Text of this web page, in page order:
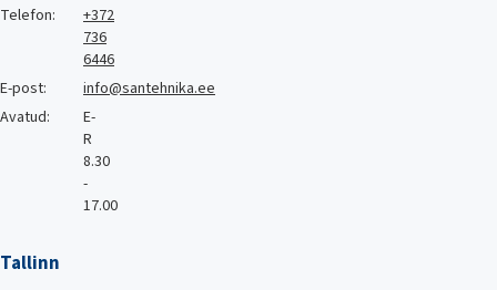
Telefon:
+372
736
6446
E-post:
info@santehnika.ee
Avatud:
E-
R
8.30
-
17.00
Tallinn